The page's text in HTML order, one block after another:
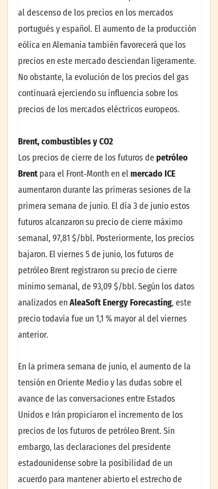
al descenso de los precios en los mercados
portugués y español. El aumento de la producción
eólica en Alemania también favorecerá que los
precios en este mercado desciendan ligeramente.
No obstante, la evolución de los precios del gas
continuará ejerciendo su influencia sobre los
precios de los mercados eléctricos europeos.
Brent, combustibles y CO2
Los precios de cierre de los futuros de petróleo
Brentpara el Front‑Month en el mercado ICE
aumentaron durante las primeras sesiones de la
primera semana de junio. El día 3 de junio estos
futuros alcanzaron su precio de cierre máximo
semanal, 97,81 $/bbl. Posteriormente, los precios
bajaron. El viernes 5 de junio, los futuros de
petróleo Brent registraron su precio de cierre
mínimo semanal, de 93,09 $/bbl. Según los datos
analizados en AleaSoft Energy Forecasting, este
precio todavía fue un 1,1 % mayor al del viernes
anterior.
En la primera semana de junio, el aumento de la
tensión en Oriente Medio y las dudas sobre el
avance de las conversaciones entre Estados
Unidos e Irán propiciaron el incremento de los
precios de los futuros de petróleo Brent. Sin
embargo, las declaraciones del presidente
estadounidense sobre la posibilidad de un
acuerdo para mantener abierto el estrecho de